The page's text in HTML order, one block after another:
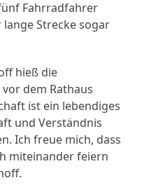
Fahrradfahrer
Strecke sogar
hieß die
dem Rathaus
ist ein lebendiges
und Verständnis
Ich freue mich, dass
miteinander feiern